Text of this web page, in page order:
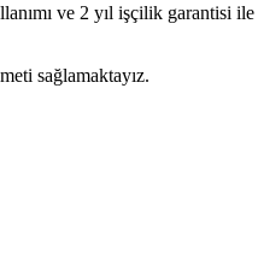
ve 2 yıl işçilik garantisi ile
sağlamaktayız.